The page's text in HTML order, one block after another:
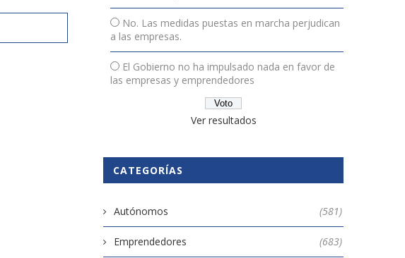
No. Las medidas puestas en marcha perjudican
a las empresas.
El Gobierno no ha impulsado nada en favor de
las empresas y emprendedores
Ver resultados
CATEGORÍAS
Autónomos (581)
Emprendedores (683)